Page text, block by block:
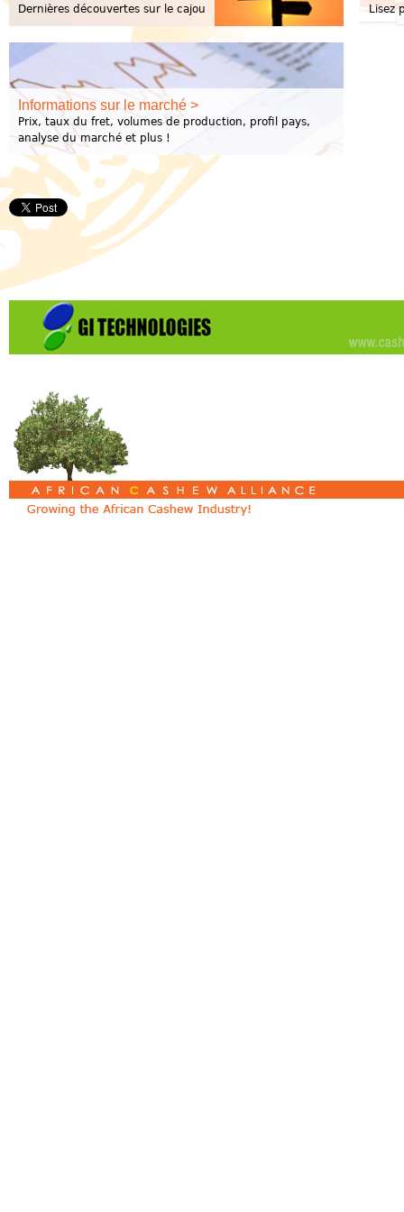
Dernières découvertes sur le cajou Lisez
Informations sur le marché >
Prix, taux du fret, volumes de production, profil pays,
analyse du marché et plus !